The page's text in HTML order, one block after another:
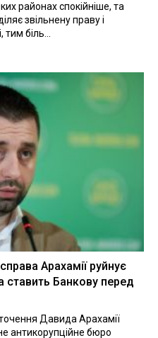
районах спокійніше, та
звільнену праву і
тим біль...
Арахамії руйнує
ставить Банкову перед
Давида Арахамії
антикорупційне бюро